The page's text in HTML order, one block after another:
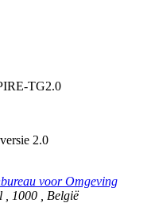
TG2.0
2.0
voor Omgeving
1000
België